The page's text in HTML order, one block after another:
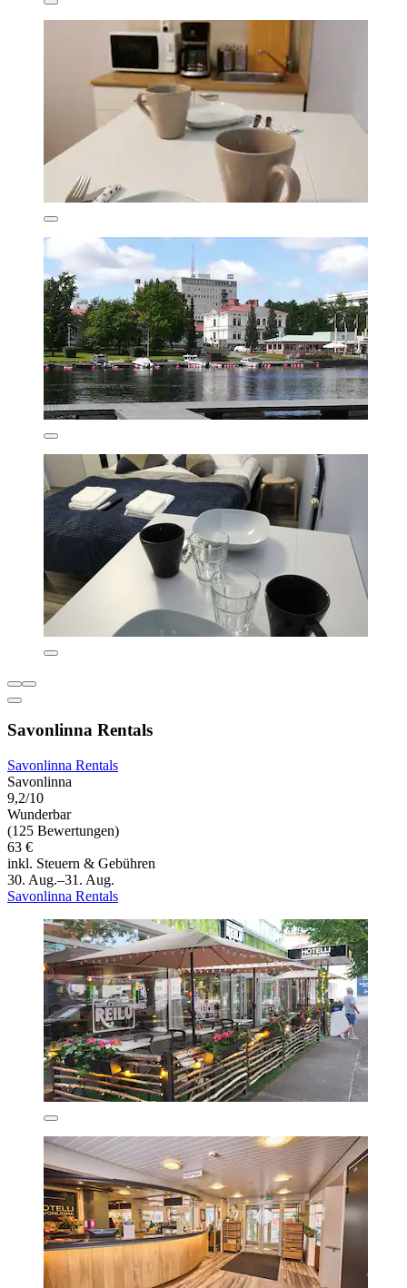
Savonlinna Rentals
Savonlinna Rentals
Savonlinna
9,2/10
Wunderbar
(125 Bewertungen)
63 €
inkl. Steuern & Gebühren
30. Aug.–31. Aug.
Savonlinna Rentals